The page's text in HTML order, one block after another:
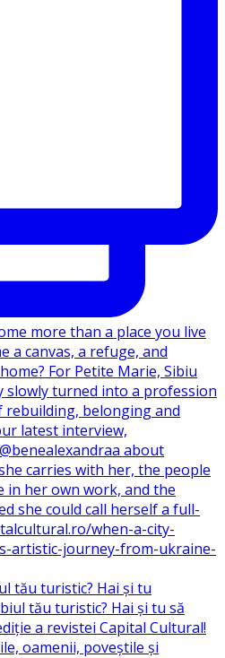
tău turistic? Hai și tu